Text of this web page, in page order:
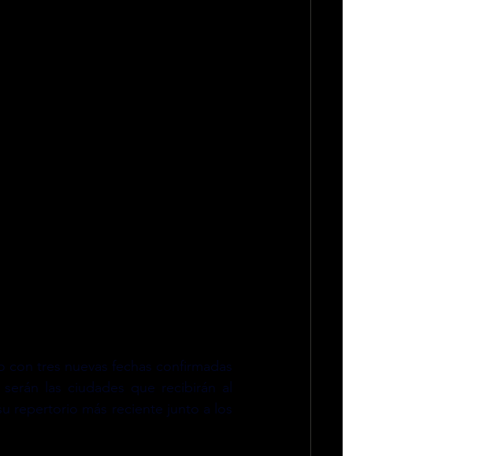
tres nuevas fechas confirmadas
serán las ciudades que recibirán al
repertorio más reciente junto a los